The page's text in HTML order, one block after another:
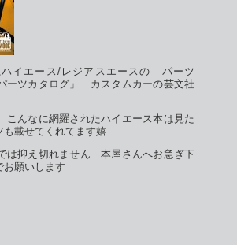
イエース/レジアスエースの パーツ
ーツカタログ」 カスタムカーの芸文社
んなに網羅されたハイエース本は見た
載せてくれてます嬉
は抑え切れません 本屋さんへお急ぎ下
お願いします